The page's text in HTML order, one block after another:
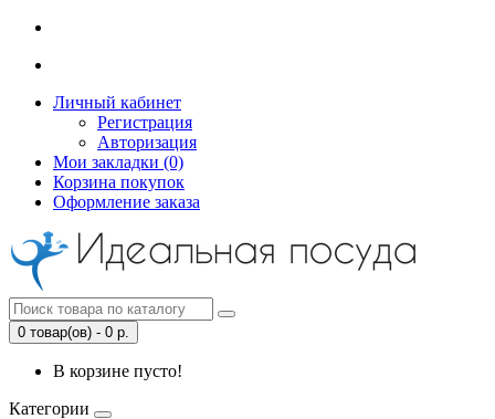
Личный кабинет
Регистрация
Авторизация
Мои закладки (0)
Корзина покупок
Оформление заказа
0 товар(ов) - 0 р.
В корзине пусто!
Категории